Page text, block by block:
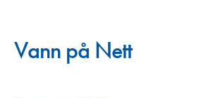
Vann på Nett